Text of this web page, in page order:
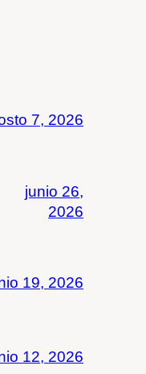
7, 2026
junio 26,
2026
19, 2026
12, 2026